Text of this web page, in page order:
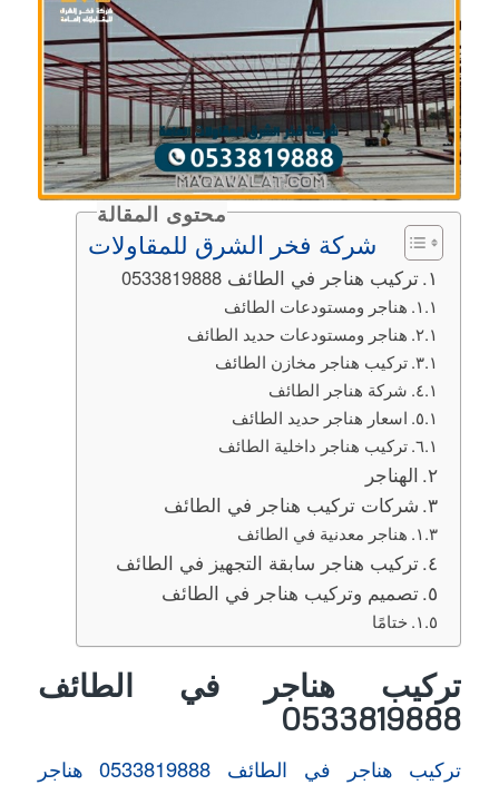
محتوى المقالة
شركة فخر الشرق للمقاولات
تركيب هناجر في الطائف 0533819888
هناجر ومستودعات الطائف
هناجر ومستودعات حديد الطائف
تركيب هناجر مخازن الطائف
شركة هناجر الطائف
اسعار هناجر حديد الطائف
تركيب هناجر داخلية الطائف
الهناجر
شركات تركيب هناجر في الطائف
هناجر معدنية في الطائف
تركيب هناجر سابقة التجهيز في الطائف
تصميم وتركيب هناجر في الطائف
ختامًا
تركيب هناجر في الطائف
0533819888
تركيب هناجر في الطائف 0533819888 هناجر